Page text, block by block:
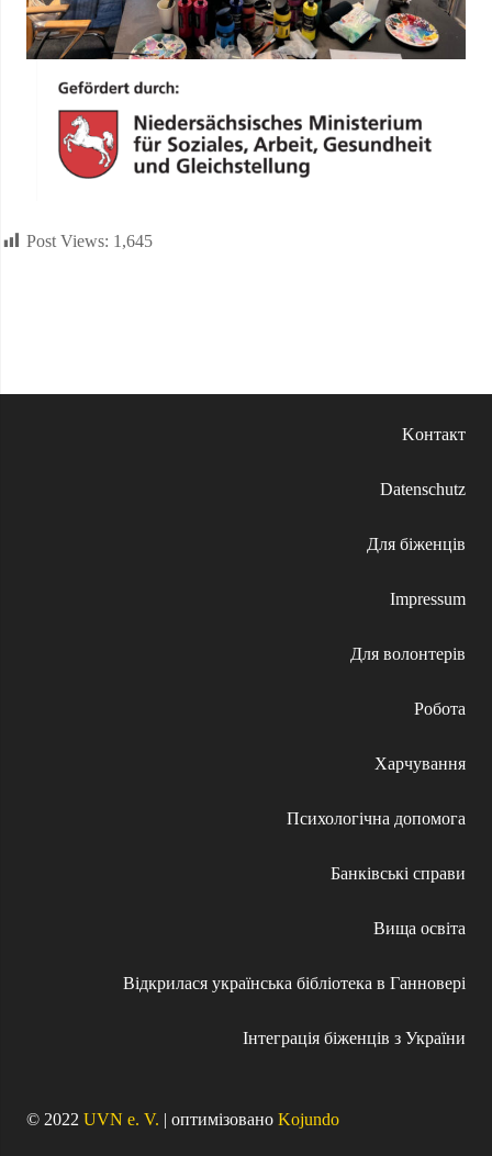
Post Views: 1,645
Kонтакт
Datenschutz
Для біженців
Impressum
Для волонтерів
Робота
Харчування
Психологічна допомога
Банківські справи
Вища освіта
Відкрилася українська бібліотека в Ганновері
Інтеграція біженців з України
© 2022 UVN e. V. | oптимізовано Kojundo